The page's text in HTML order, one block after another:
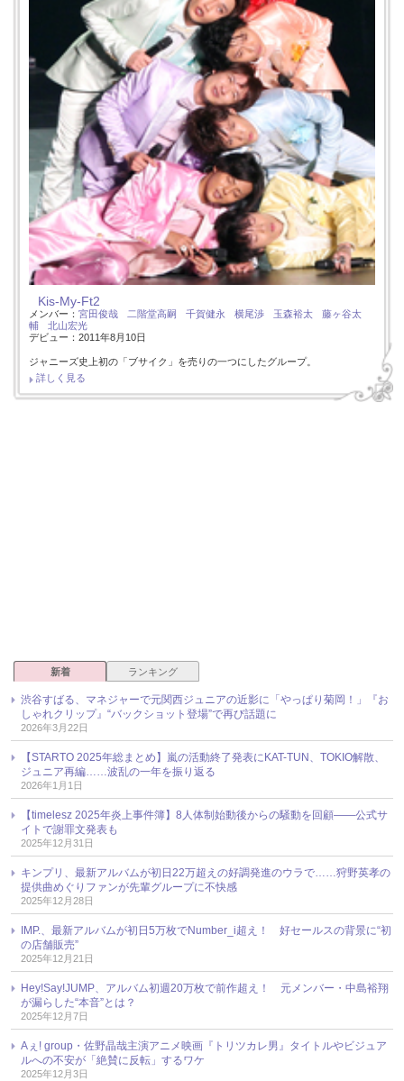
Kis-My-Ft2
メンバー： 宮田俊哉 二階堂高嗣 千賀健永 横尾渉 玉森裕太
藤ヶ谷太
輔
北山宏光
デビュー：2011年8月10日
ジャニーズ史上初の「ブサイク」を売りの一つにしたグループ。
詳しく見る
新着 ランキング
渋谷すばる、マネジャーで元関西ジュニアの近影に「やっぱり菊岡！」『お
しゃれクリップ』“バックショット登場”で再び話題に
2026年3月22日
【STARTO 2025年総まとめ】嵐の活動終了発表にKAT-TUN、TOKIO解散、
ジュニア再編……波乱の一年を振り返る
2026年1月1日
【timelesz 2025年炎上事件簿】8人体制始動後からの騒動を回顧――公式サ
イトで謝罪文発表も
2025年12月31日
キンプリ、最新アルバムが初日22万超えの好調発進のウラで……狩野英孝の
提供曲めぐりファンが先輩グループに不快感
2025年12月28日
IMP.、最新アルバムが初日5万枚でNumber_i超え！ 好セールスの背景に“初
の店舗販売”
2025年12月21日
Hey!Say!JUMP、アルバム初週20万枚で前作超え！ 元メンバー・中島裕翔
が漏らした“本音”とは？
2025年12月7日
Aぇ! group・佐野晶哉主演アニメ映画『トリツカレ男』タイトルやビジュア
ルへの不安が「絶賛に反転」するワケ
2025年12月3日